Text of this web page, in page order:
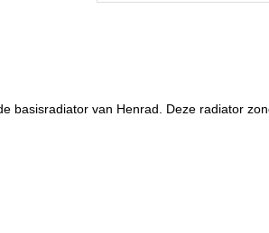
basisradiator van Henrad. Deze radiator